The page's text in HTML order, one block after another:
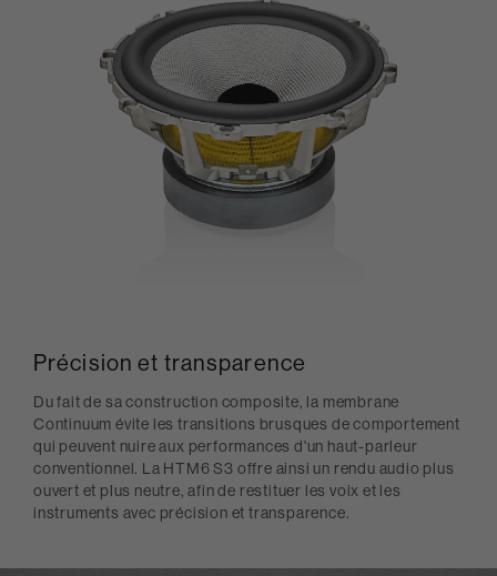
Précision et transparence
Du fait de sa construction composite, la membrane
Continuum évite les transitions brusques de comportement
qui peuvent nuire aux performances d'un haut-parleur
conventionnel. La HTM6 S3 offre ainsi un rendu audio plus
ouvert et plus neutre, afin de restituer les voix et les
instruments avec précision et transparence.